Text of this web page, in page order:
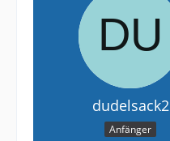
dudelsack2
Anfänger